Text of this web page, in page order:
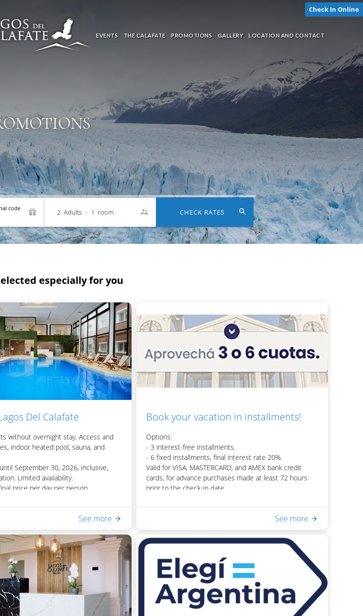
EVENTS THE CALAFATE PROMOTIONS GALLERY LOCATION AND CONTACT
code 2 Adults • 1 room CHECK RATES
especially for you
Del Calafate
without overnight stay. Access and
indoor heated pool, sauna, and
September 30, 2026, inclusive,
Limited availability.
price per day per person.
|reservas@lagosdelcalafate.com
See more
Book your vacation in installments!
Options:
- 3 interest-free installments.
- 6 fixed installments, final interest rate 20%.
Valid for VISA, MASTERCARD, and AMEX bank credit
cards, for advance purchases made at least 72 hours
prior to the check-in date.
directly with the hotel. Not applicable to reservations
made on third-party sites. Only applicable to room rates,
not to extra charges.
Information and Reservations:
reservas@lagosdelcalafate.com
See more
Check In Online